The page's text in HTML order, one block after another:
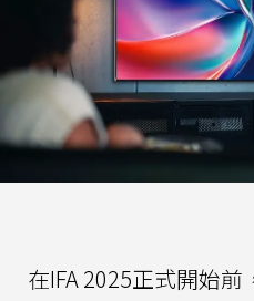
在IFA 2025正式開始